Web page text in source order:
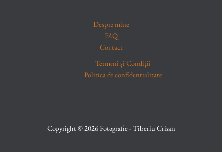
Despre mine
FAQ
Contact
Termeni și Condiții
Politica de confidentialitate
Copyright © 2026 Fotografie - Tiberiu Crisan